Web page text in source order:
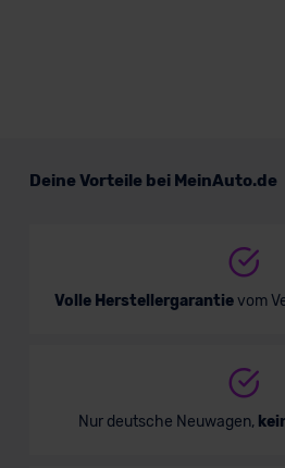
Deine Vorteile bei MeinAuto.de
Volle Herstellergarantievom
Nur deutsche Neuwagen,